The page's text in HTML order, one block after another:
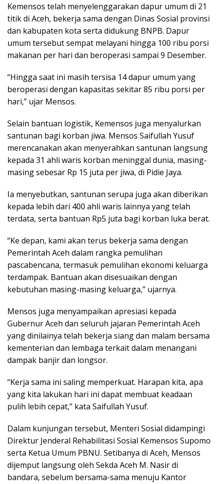
Kemensos telah menyelenggarakan dapur umum di 21
titik di Aceh, bekerja sama dengan Dinas Sosial provinsi
dan kabupaten kota serta didukung BNPB. Dapur
umum tersebut sempat melayani hingga 100 ribu porsi
makanan per hari dan beroperasi sampai 9 Desember.
“Hingga saat ini masih tersisa 14 dapur umum yang
beroperasi dengan kapasitas sekitar 85 ribu porsi per
hari,” ujar Mensos.
Selain bantuan logistik, Kemensos juga menyalurkan
santunan bagi korban jiwa. Mensos Saifullah Yusuf
merencanakan akan menyerahkan santunan langsung
kepada 31 ahli waris korban meninggal dunia, masing-
masing sebesar Rp 15 juta per jiwa, di Pidie Jaya.
Ia menyebutkan, santunan serupa juga akan diberikan
kepada lebih dari 400 ahli waris lainnya yang telah
terdata, serta bantuan Rp5 juta bagi korban luka berat.
“Ke depan, kami akan terus bekerja sama dengan
Pemerintah Aceh dalam rangka pemulihan
pascabencana, termasuk pemulihan ekonomi keluarga
terdampak. Bantuan akan disesuaikan dengan
kebutuhan masing-masing keluarga,” ujarnya.
Mensos juga menyampaikan apresiasi kepada
Gubernur Aceh dan seluruh jajaran Pemerintah Aceh
yang dinilainya telah bekerja siang dan malam bersama
kementerian dan lembaga terkait dalam menangani
dampak banjir dan longsor.
“Kerja sama ini saling memperkuat. Harapan kita, apa
yang kita lakukan hari ini dapat membuat keadaan
pulih lebih cepat,” kata Saifullah Yusuf.
Dalam kunjungan tersebut, Menteri Sosial didampingi
Direktur Jenderal Rehabilitasi Sosial Kemensos Supomo
serta Ketua Umum PBNU. Setibanya di Aceh, Mensos
dijemput langsung oleh Sekda Aceh M. Nasir di
bandara, sebelum bersama-sama menuju Kantor